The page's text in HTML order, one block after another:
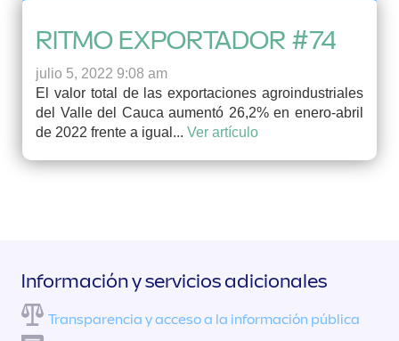
RITMO EXPORTADOR #74
julio 5, 2022 9:08 am
El valor total de las exportaciones agroindustriales
del Valle del Cauca aumentó 26,2% en enero-abril
de 2022 frente a igual... Ver artículo
Información y servicios adicionales
Transparencia y acceso a la información pública